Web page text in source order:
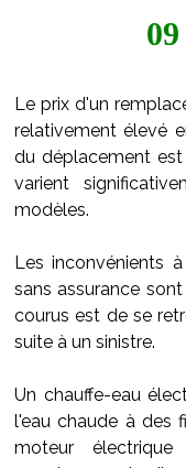
Le prix d'un
relativement élevé
du déplacement
varient
modèles.
Les inconvénients
sans assurance
courus est de se
suite à un sinistre.
Un chauffe-eau
l'eau chaude à des
moteur